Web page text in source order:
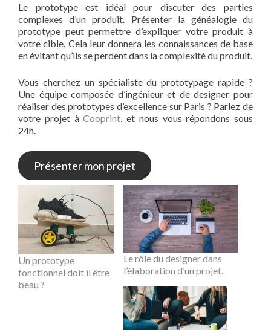
Le prototype est idéal pour discuter des parties
complexes d’un produit. Présenter la généalogie du
prototype peut permettre d’expliquer votre produit à
votre cible. Cela leur donnera les connaissances de base
en évitant qu’ils se perdent dans la complexité du produit.
Vous cherchez un spécialiste du prototypage rapide ?
Une équipe composée d’ingénieur et de designer pour
réaliser des prototypes d’excellence sur Paris ? Parlez de
votre projet àCooprint , et nous vous répondons sous
24h.
Présenter mon projet
Un prototype
fonctionnel doit il être
beau ?
Le rôle du designer dans
l’élaboration d’un projet.